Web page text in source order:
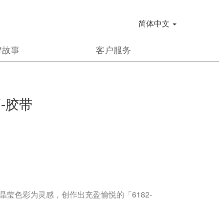
简体中文
事 客户服务
胶带
莹色彩为灵感，创作出充盈愉悦的「6182-